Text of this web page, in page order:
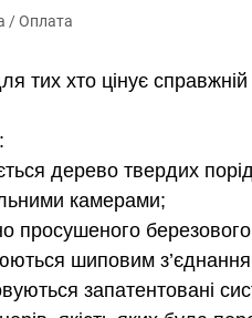
/ Оплата
тих хто цінує
дерево твердих
камерами;
просушеного
шиповим
запатентовані